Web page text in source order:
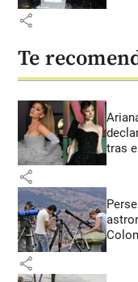
share
Te
tras
share
share